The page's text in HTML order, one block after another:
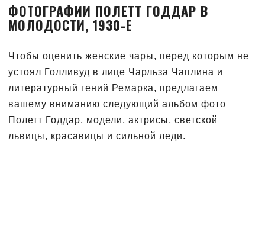
ФОТОГРАФИИ ПОЛЕТТ ГОДДАР В
МОЛОДОСТИ, 1930-Е
Чтобы оценить женские чары, перед которым не
устоял Голливуд в лице Чарльза Чаплина и
литературный гений Ремарка, предлагаем
вашему вниманию следующий альбом фото
Полетт Годдар, модели, актрисы, светской
львицы, красавицы и сильной леди.